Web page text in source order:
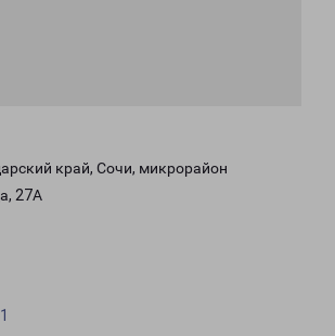
край, Сочи, микрорайон
27А